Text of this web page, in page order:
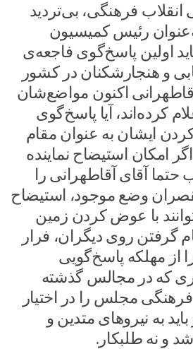
انقلاب فرهنگی، بی‌تردید
رئیس کمیسیون
اولین پاسخ‌گوی فاجعه‌ی
و هنجارشکنان در کشور
آقاطهرانی اکنون مواضع‌شان
کرده‌اند، آیا پاسخ‌گوی
ایشان به عنوان مقام
امکان استیضاح نماینده
حتما آقای آقاطهرانی را
وضع موجود، استیضاح
با عوض کردن زمین
گرفتن روی دیگران، فرار
از مهلکه پاسخ‌گویی
که در مجالس گذشته
مجلس را در اختیار
به نیرو‌های متدین و
و نه طلبکار.